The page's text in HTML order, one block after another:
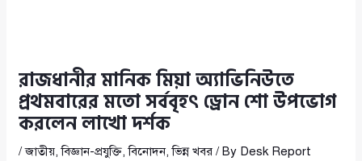
রাজধানীর মানিক মিয়া অ্যাভিনিউতে
প্রথমবারের মতো সর্ববৃহৎ ড্রোন শো উপভোগ
করলেন লাখো দর্শক
/জাতীয়,বিজ্ঞান-প্রযুক্তি,বিনোদন,ভিন্ন খবর / By Desk Report